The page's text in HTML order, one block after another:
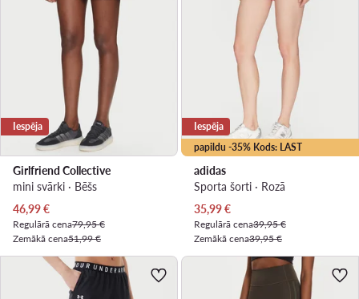
Iespēja
Girlfriend Collective
mini svārki · Bēšs
Pašreizējā cena
46,99€
Regulārā cena79,95 €
Zemākā cena51,99 €
papildu -35% Kods: LAST
Iespēja
adidas
Sporta šorti · Rozā
Pašreizējā cena
35,99€
Regulārā cena39,95 €
Zemākā cena39,95 €